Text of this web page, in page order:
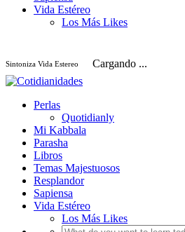
Vida Estéreo
Los Más Likes
Sintoniza Vida Estereo Cargando ...
Perlas
Quotidianly
Mi Kabbala
Parasha
Libros
Temas Majestuosos
Resplandor
Sapiensa
Vida Estéreo
Los Más Likes